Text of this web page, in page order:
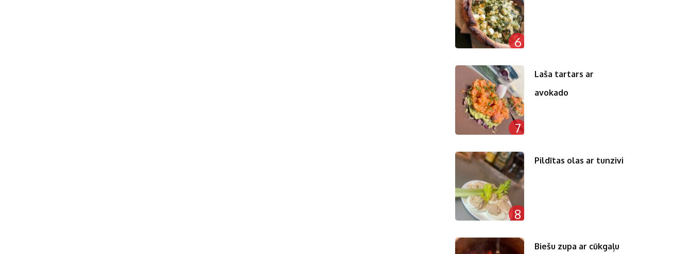
6
7
Laša tartars ar
avokado
8
Pildītas olas ar tunzivi
Biešu zupa ar cūkgaļu